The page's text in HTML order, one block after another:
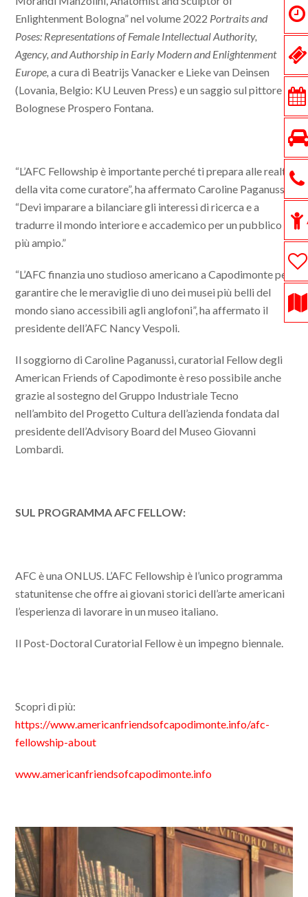
Enlightenment Bologna” nel volume 2022 Portraits and
Poses: Representations of Female Intellectual Authority,
Agency, and Authorship in Early Modern and Enlightenment
Europe,a cura di Beatrijs Vanacker e Lieke van Deinsen
(Lovania, Belgio: KU Leuven Press) e un saggio sul pittore
Bolognese Prospero Fontana.
“L’AFC Fellowship è importante perché ti prepara alle realtà
della vita come curatore”, ha affermato Caroline Paganussi.
“Devi imparare a bilanciare gli interessi di ricerca e a
tradurre il mondo interiore e accademico per un pubblico
più ampio.”
“L’AFC finanzia uno studioso americano a Capodimonte per
garantire che le meraviglie di uno dei musei più belli del
mondo siano accessibili agli anglofoni”, ha affermato il
presidente dell’AFC Nancy Vespoli.
Il soggiorno di Caroline Paganussi, curatorial Fellow degli
American Friends of Capodimonte è reso possibile anche
grazie al sostegno del Gruppo Industriale Tecno
nell’ambito del Progetto Cultura dell’azienda fondata dal
presidente dell’Advisory Board del Museo Giovanni
Lombardi.
SUL PROGRAMMA AFC FELLOW:
AFC è una ONLUS. L’AFC Fellowship è l’unico programma
statunitense che offre ai giovani storici dell’arte americani
l’esperienza di lavorare in un museo italiano.
Il Post-Doctoral Curatorial Fellow è un impegno biennale.
Scopri di più:
https://www.americanfriendsofcapodimonte.info/afc-
fellowship-about
www.americanfriendsofcapodimonte.info